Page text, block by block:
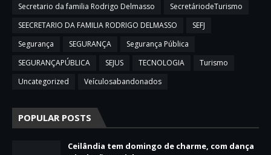
Secretario da familia Rodrigo Delmasso
SecretáriodeTurismo
SEECRETARIO DA FAMILIA RODRIGO DELMASSO
SEFJ
Segurança
SEGURANÇA
Segurança Pública
SEGURANÇAPÚBLICA
SEJUS TECNOLOGIA
Turismo
Uncategorized
Veículosabandonados
POPULAR POSTS
Ceilândia tem domingo de charme, com dança